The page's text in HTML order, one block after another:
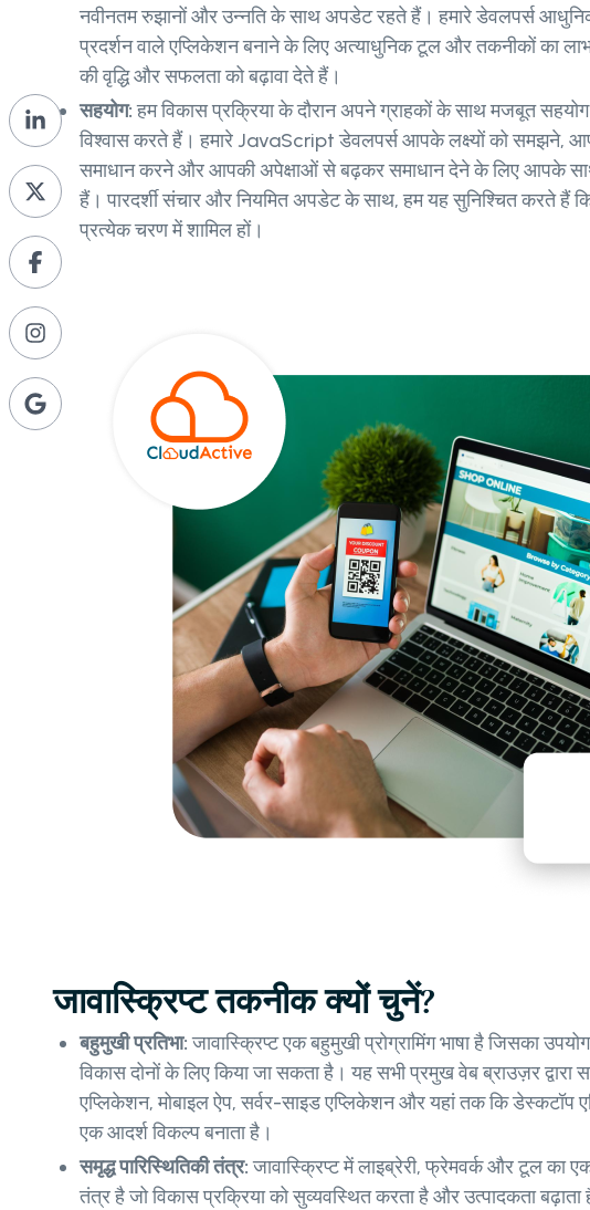
नवीनतम रुझानों और उन्नति के साथ अपडेट रहते हैं। हमारे डेवलपर्स
प्रदर्शन वाले एप्लिकेशन बनाने के लिए अत्याधुनिक टूल और तकनीकों का
की वृद्धि और सफलता को बढ़ावा देते हैं।
सहयोग:हम विकास प्रक्रिया के दौरान अपने ग्राहकों के साथ मजबूत सहयोग
विश्वास करते हैं। हमारे JavaScript डेवलपर्स आपके लक्ष्यों को समझने,
समाधान करने और आपकी अपेक्षाओं से बढ़कर समाधान देने के लिए आपके
हैं। पारदर्शी संचार और नियमित अपडेट के साथ, हम यह सुनिश्चित करते हैं
प्रत्येक चरण में शामिल हों।
जावास्क्रिप्ट तकनीक क्यों चुनें?
बहुमुखी प्रतिभा:जावास्क्रिप्ट एक बहुमुखी प्रोग्रामिंग भाषा है जिसका
विकास दोनों के लिए किया जा सकता है। यह सभी प्रमुख वेब ब्राउज़र द्वारा
एप्लिकेशन, मोबाइल ऐप, सर्वर-साइड एप्लिकेशन और यहां तक ​​कि डेस्कटॉप
एक आदर्श विकल्प बनाता है।
समृद्ध पारिस्थितिकी तंत्र:जावास्क्रिप्ट में लाइब्रेरी, फ्रेमवर्क और टूल का एक
तंत्र है जो विकास प्रक्रिया को सुव्यवस्थित करता है और उत्पादकता